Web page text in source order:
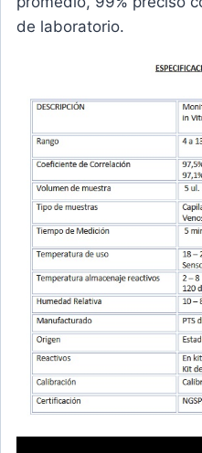
de laboratorio.